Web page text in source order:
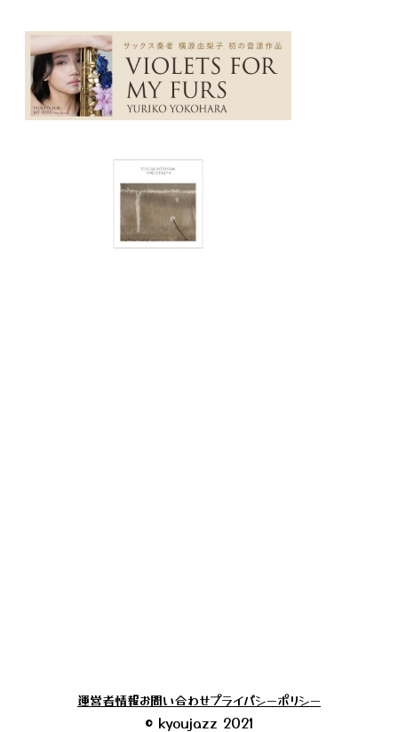
運営者情報お問い合わせプライバシーポリシー
© kyoujazz 2021